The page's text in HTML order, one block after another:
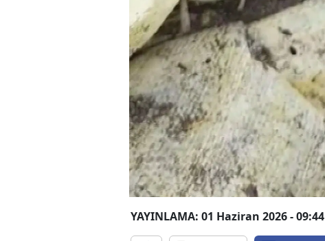
YAYINLAMA: 01 Haziran 2026 - 09:44